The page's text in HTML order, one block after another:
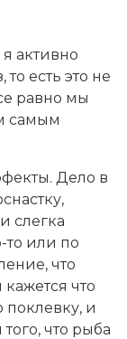
активно
есть это не
равно мы
самым
Дело в
слегка
то или по
что
что
и
что рыба